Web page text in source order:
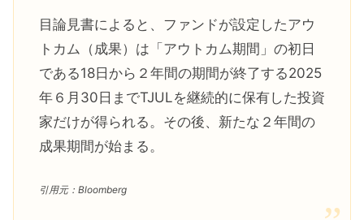
目論見書によると、ファンドが設定したアウ
トカム（成果）は「アウトカム期間」の初日
である18日から２年間の期間が終了する2025
年６月30日までTJULを継続的に保有した投資
家だけが得られる。その後、新たな２年間の
成果期間が始まる。
引用元：Bloomberg